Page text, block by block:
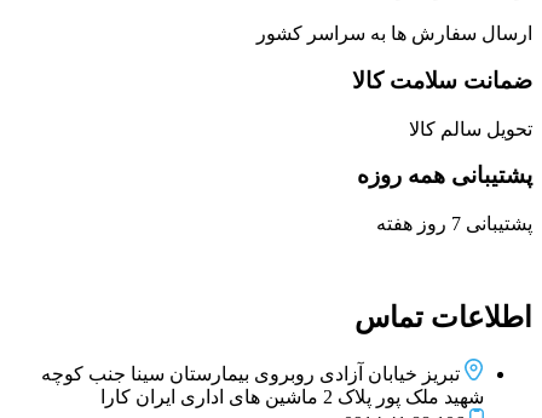
ارسال سفارش ها به سراسر کشور
ضمانت سلامت کالا
تحویل سالم کالا
پشتیبانی همه روزه
پشتیبانی 7 روز هفته
اطلاعات تماس
تبریز خیابان آزادی روبروی بیمارستان سینا جنب کوچه
شهید ملک پور پلاک 2 ماشین های اداری ایران کارا